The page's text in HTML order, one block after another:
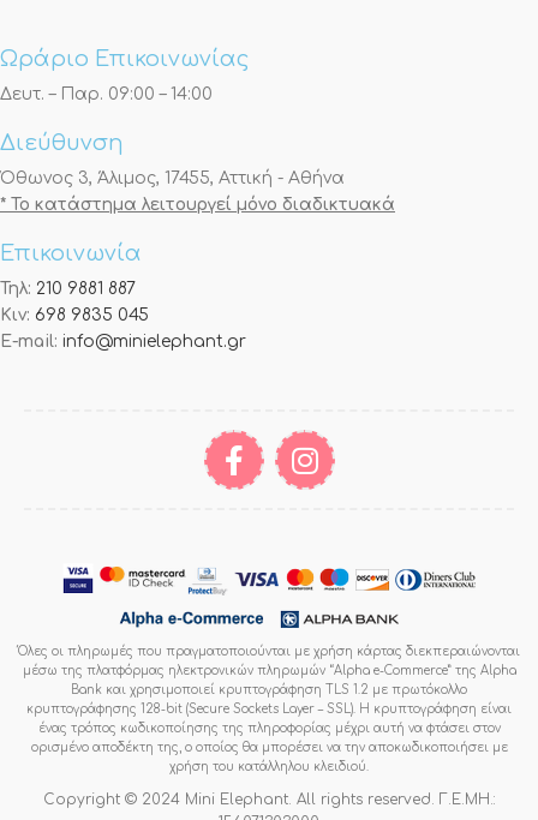
Ωράριο Επικοινωνίας
Δευτ. – Παρ. 09:00 – 14:00
Διεύθυνση
Όθωνος 3, Άλιμος, 17455, Αττική - Αθήνα
* Το κατάστημα λειτουργεί μόνο διαδικτυακά
Επικοινωνία
Τηλ: 210 9881 887
Κιν: 698 9835 045
E-mail: info@minielephant.gr
Όλες οι πληρωμές που πραγματοποιούνται με χρήση κάρτας διεκπεραιώνονται
μέσω της πλατφόρμας ηλεκτρονικών πληρωμών “Alpha e-Commerce” της Alpha
Bank και χρησιμοποιεί κρυπτογράφηση TLS 1.2 με πρωτόκολλο
κρυπτογράφησης 128-bit (Secure Sockets Layer – SSL). Η κρυπτογράφηση είναι
ένας τρόπος κωδικοποίησης της πληροφορίας μέχρι αυτή να φτάσει στον
ορισμένο αποδέκτη της, ο οποίος θα μπορέσει να την αποκωδικοποιήσει με
χρήση του κατάλληλου κλειδιού.
Copyright © 2024 Mini Elephant. All rights reserved. Γ.Ε.ΜΗ.: